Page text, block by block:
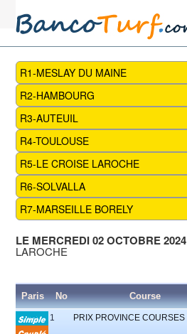
R1-MESLAY DU MAINE
R2-HAMBOURG
R3-AUTEUIL
R4-TOULOUSE
R5-LE CROISE LAROCHE
R6-SOLVALLA
R7-MARSEILLE BORELY
LE MERCREDI 02 OCTOBRE 2024
LAROCHE
Paris No Course
1 PRIX PROVINCE COURSES